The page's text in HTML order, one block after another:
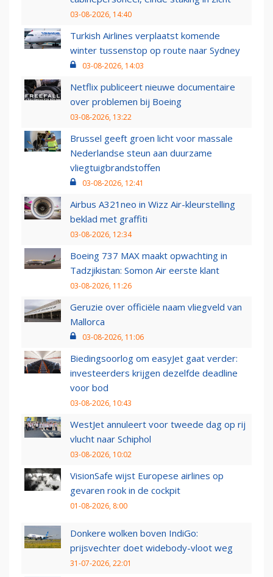
03-08-2026, 14:40
Turkish Airlines verplaatst komende
winter tussenstop op route naar Sydney
03-08-2026, 14:03
Netflix publiceert nieuwe documentaire
over problemen bij Boeing
03-08-2026, 13:22
Brussel geeft groen licht voor massale
Nederlandse steun aan duurzame
vliegtuigbrandstoffen
03-08-2026, 12:41
Airbus A321neo in Wizz Air-kleurstelling
beklad met graffiti
03-08-2026, 12:34
Boeing 737 MAX maakt opwachting in
Tadzjikistan: Somon Air eerste klant
03-08-2026, 11:26
Geruzie over officiële naam vliegveld van
Mallorca
03-08-2026, 11:06
Biedingsoorlog om easyJet gaat verder:
investeerders krijgen dezelfde deadline
voor bod
03-08-2026, 10:43
WestJet annuleert voor tweede dag op rij
vlucht naar Schiphol
03-08-2026, 10:02
VisionSafe wijst Europese airlines op
gevaren rook in de cockpit
01-08-2026, 8:00
Donkere wolken boven IndiGo:
prijsvechter doet widebody-vloot weg
31-07-2026, 22:01